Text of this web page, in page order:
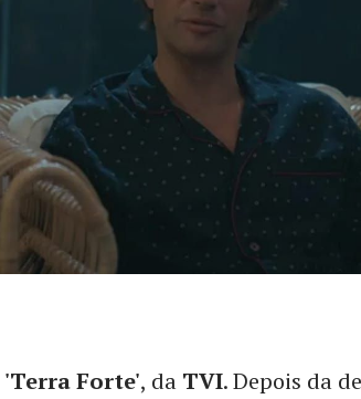
'Terra Forte', da TVI. Depois da